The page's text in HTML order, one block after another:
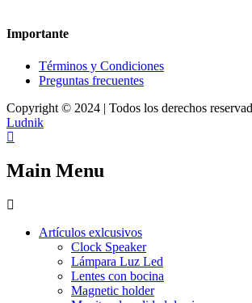
Importante
Términos y Condiciones
Preguntas frecuentes
Copyright © 2024 | Todos los derechos
Ludnik
Main Menu
Artículos exlcusivos
Clock Speaker
Lámpara Luz Led
Lentes con bocina
Magnetic holder